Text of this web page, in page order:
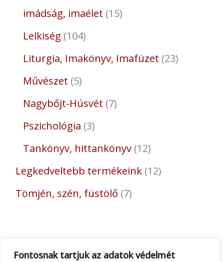
Fontosnak tartjuk az adatok védelmét
imádság, imaélet 15
Lelkiség 104
Liturgia, Imakönyv, Imafüzet 23
Művészet 5
Nagybőjt-Húsvét 7
Pszichológia 3
Tankönyv, hittankönyv 12
Legkedveltebb termékeink 12
Tömjén, szén, füstölő 7